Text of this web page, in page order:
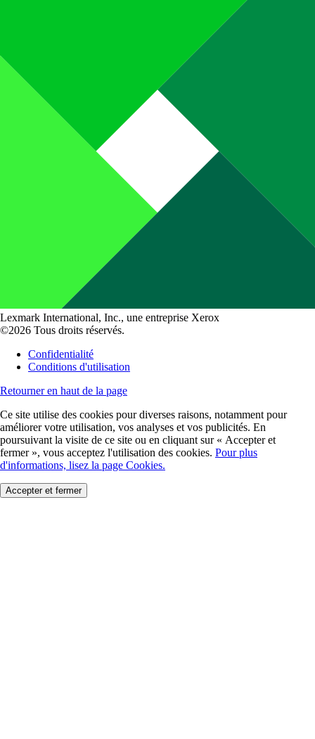
Lexmark International, Inc., une entreprise Xerox
©2026 Tous droits réservés.
Confidentialité
Conditions d'utilisation
Retourner en haut de la page
Ce site utilise des cookies pour diverses raisons, notamment pour
améliorer votre utilisation, vos analyses et vos publicités. En
poursuivant la visite de ce site ou en cliquant sur « Accepter et
fermer », vous acceptez l'utilisation des cookies. Pour plus
d'informations, lisez la page Cookies.
Accepter et fermer